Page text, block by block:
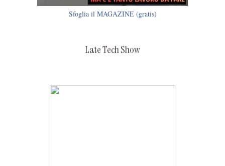
Sfoglia il MAGAZINE (gratis)
Late Tech Show